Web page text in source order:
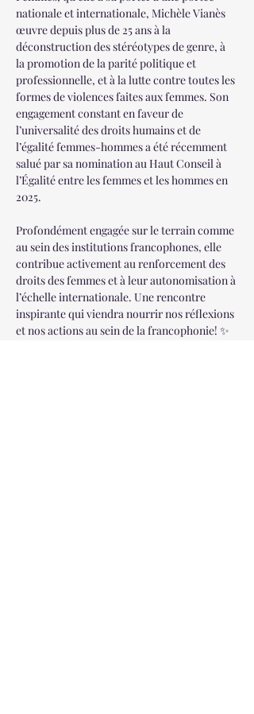
nationale et internationale, Michèle Vianès
œuvre depuis plus de 25 ans à la
déconstruction des stéréotypes de genre, à
la promotion de la parité politique et
professionnelle, et à la lutte contre toutes les
formes de violences faites aux femmes. Son
engagement constant en faveur de
l’universalité des droits humains et de
l’égalité femmes-hommes a été récemment
salué par sa nomination au Haut Conseil à
l’Égalité entre les femmes et les hommes en
2025.
Profondément engagée sur le terrain comme
au sein des institutions francophones, elle
contribue activement au renforcement des
droits des femmes et à leur autonomisation à
l’échelle internationale. Une rencontre
inspirante qui viendra nourrir nos réflexions
et nos actions au sein de la francophonie! ✨